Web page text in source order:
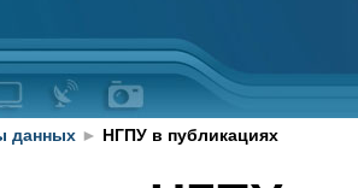
данных ► НГПУ в публикациях